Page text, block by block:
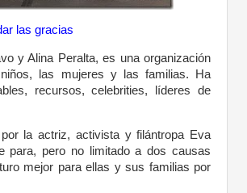
las gracias
y Alina Peralta, es una organización
las mujeres y las familias. Ha
recursos, celebrities, líderes de
la actriz, activista y filántropa Eva
para, pero no limitado a dos causas
mejor para ellas y sus familias por